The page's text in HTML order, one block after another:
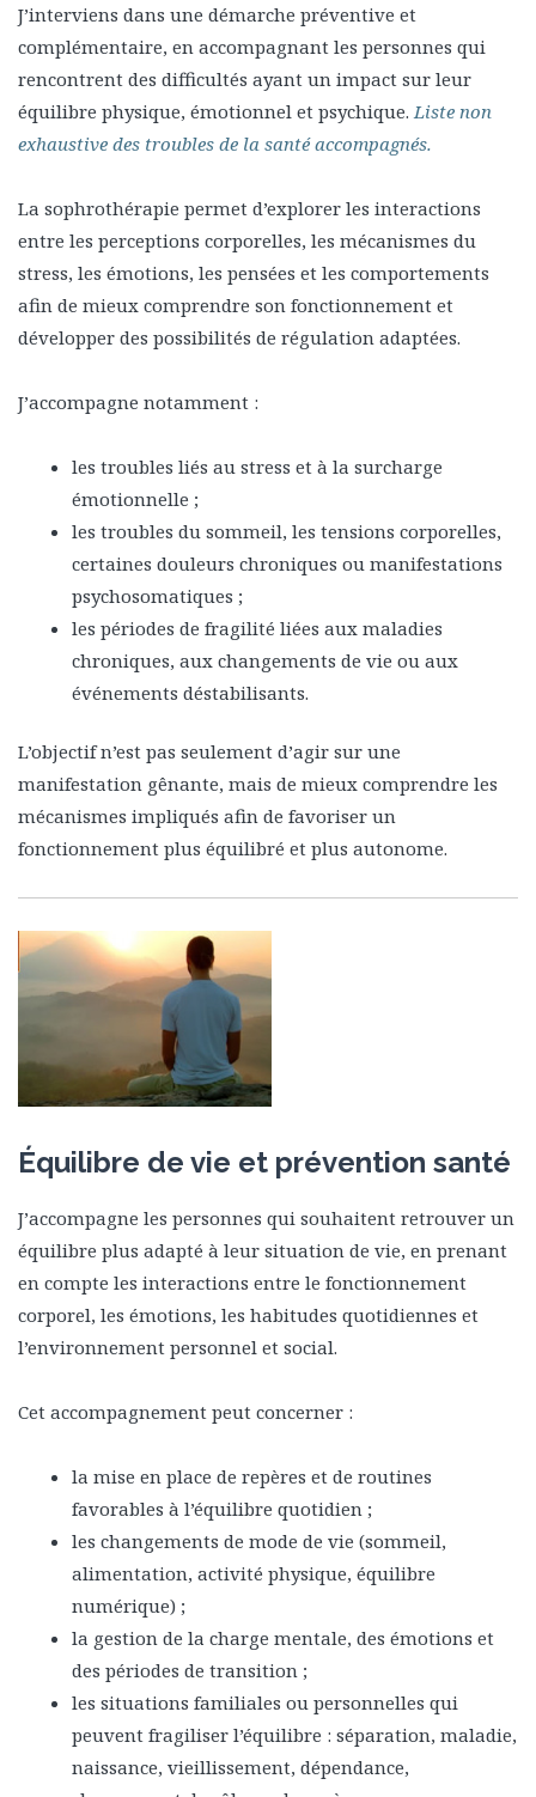
J’interviens dans une démarche préventive et
complémentaire, en accompagnant les personnes qui
rencontrent des difficultés ayant un impact sur leur
équilibre physique, émotionnel et psychique. Liste non
exhaustive des troubles de la santé accompagnés.
La sophrothérapie permet d’explorer les interactions
entre les perceptions corporelles, les mécanismes du
stress, les émotions, les pensées et les comportements
afin de mieux comprendre son fonctionnement et
développer des possibilités de régulation adaptées.
J’accompagne notamment :
les troubles liés au stress et à la surcharge
émotionnelle ;
les troubles du sommeil, les tensions corporelles,
certaines douleurs chroniques ou manifestations
psychosomatiques ;
les périodes de fragilité liées aux maladies
chroniques, aux changements de vie ou aux
événements déstabilisants.
L’objectif n’est pas seulement d’agir sur une
manifestation gênante, mais de mieux comprendre les
mécanismes impliqués afin de favoriser un
fonctionnement plus équilibré et plus autonome.
Équilibre de vie et prévention santé
J’accompagne les personnes qui souhaitent retrouver un
équilibre plus adapté à leur situation de vie, en prenant
en compte les interactions entre le fonctionnement
corporel, les émotions, les habitudes quotidiennes et
l’environnement personnel et social.
Cet accompagnement peut concerner :
la mise en place de repères et de routines
favorables à l’équilibre quotidien ;
les changements de mode de vie (sommeil,
alimentation, activité physique, équilibre
numérique) ;
la gestion de la charge mentale, des émotions et
des périodes de transition ;
les situations familiales ou personnelles qui
peuvent fragiliser l’équilibre : séparation, maladie,
naissance, vieillissement, dépendance,